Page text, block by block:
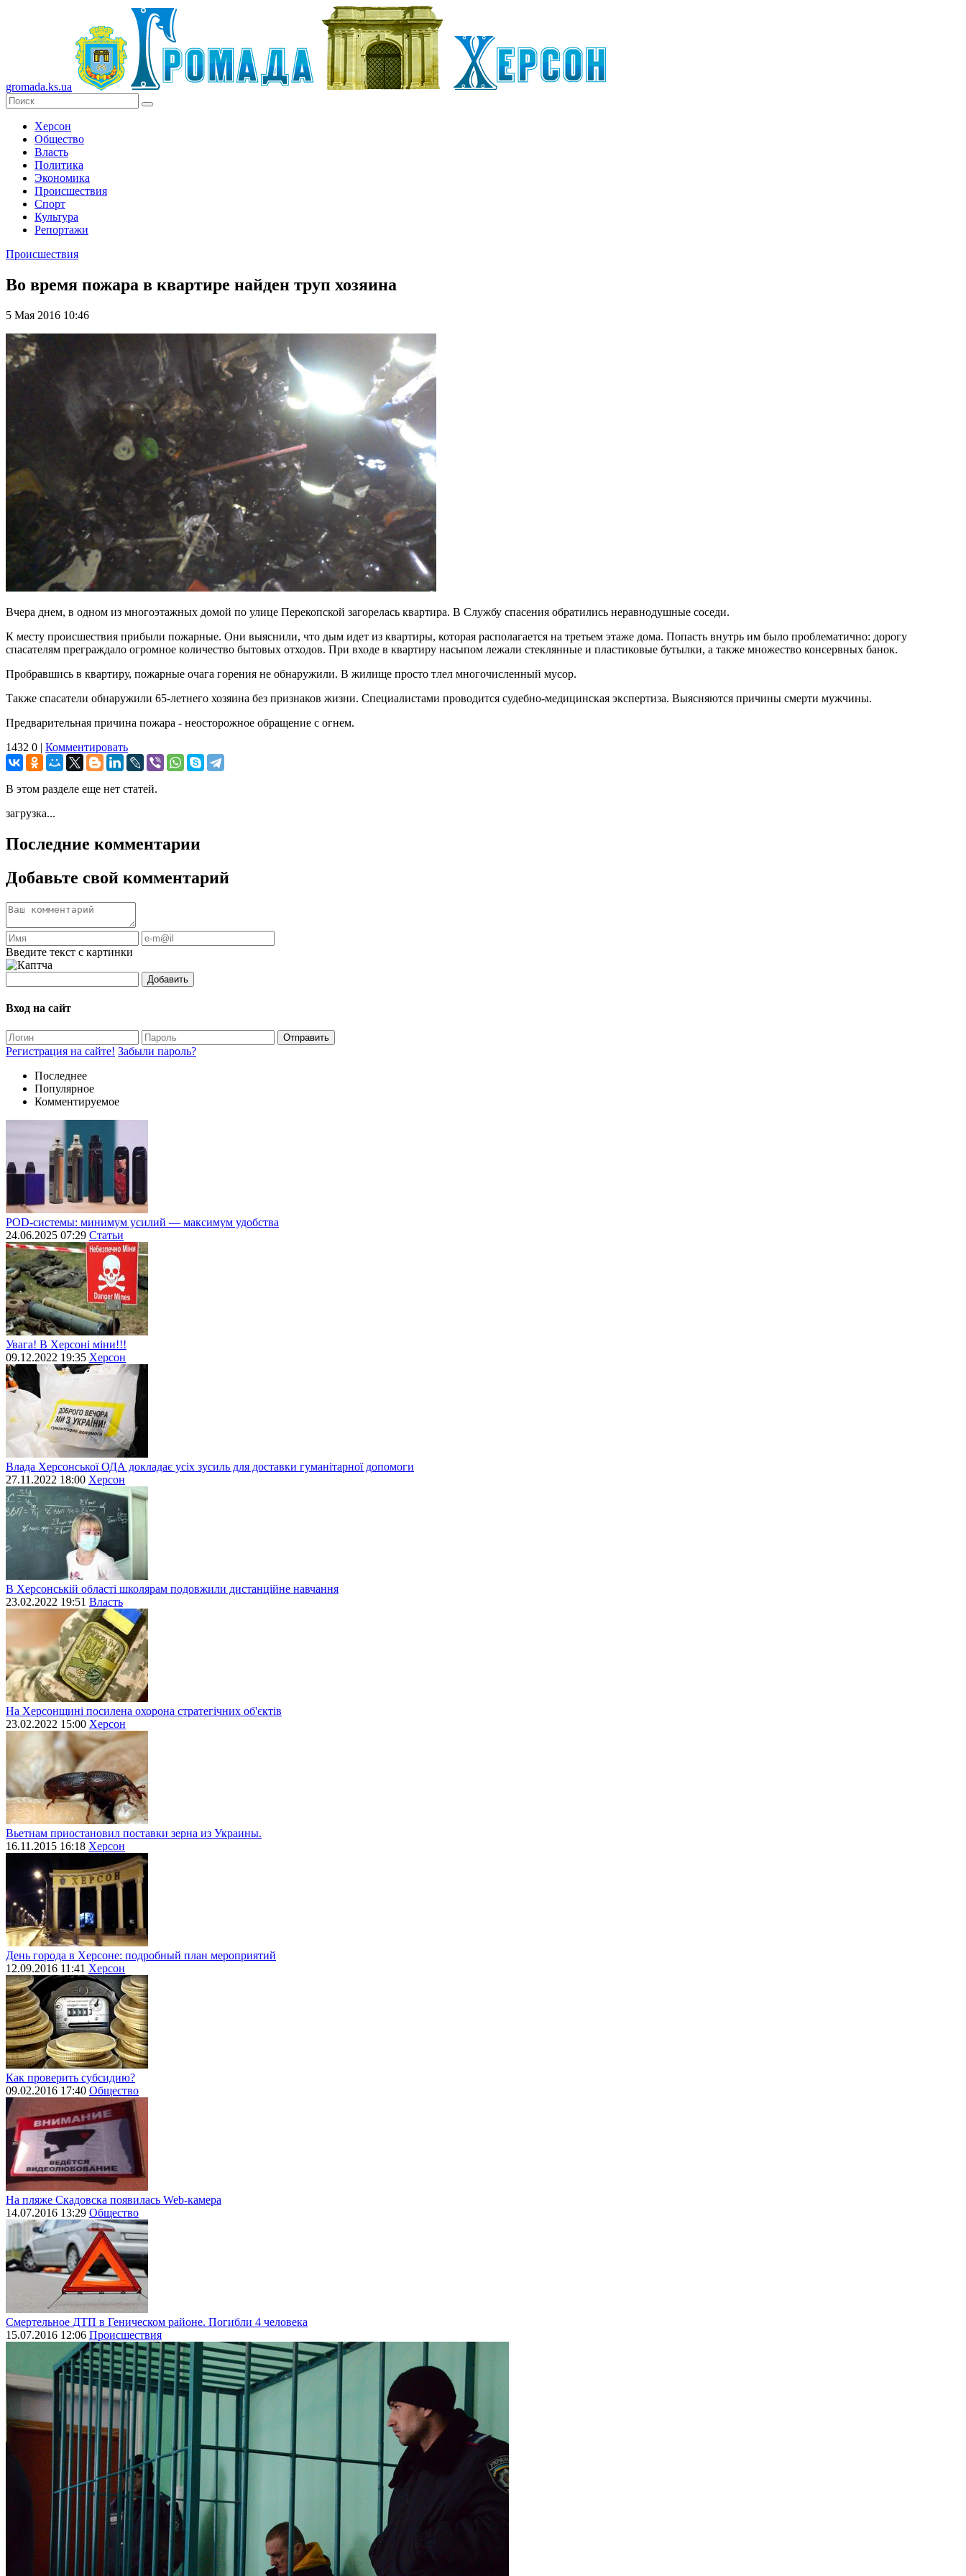
gromada.ks.ua
Херсон
Общество
Власть
Политика
Экономика
Происшествия
Спорт
Культура
Репортажи
Происшествия
Во время пожара в квартире найден труп хозяина
5 Мая 2016 10:46
Вчера днем, в одном из многоэтажных домой по улице Перекопской загорелась квартира. В Службу спасения обратились неравнодушные соседи.
К месту происшествия прибыли пожарные. Они выяснили, что дым идет из квартиры, которая располагается на третьем этаже дома. Попасть внутрь им было проблематично: дорогу
спасателям преграждало огромное количество бытовых отходов. При входе в квартиру насыпом лежали стеклянные и пластиковые бутылки, а также множество консервных банок.
Пробравшись в квартиру, пожарные очага горения не обнаружили. В жилище просто тлел многочисленный мусор.
Также спасатели обнаружили 65-летнего хозяина без признаков жизни. Специалистами проводится судебно-медицинская экспертиза. Выясняются причины смерти мужчины.
Предварительная причина пожара - неосторожное обращение с огнем.
1432 0 | Комментировать
В этом разделе еще нет статей.
загрузка...
Последние комментарии
Добавьте свой комментарий
Введите текст с картинки
Добавить
Вход на сайт
Отправить
Регистрация на сайте! Забыли пароль?
Последнее
Популярное
Комментируемое
POD-системы: минимум усилий — максимум удобства
24.06.2025 07:29 Статьи
Увага! В Херсоні міни!!!
09.12.2022 19:35 Херсон
Влада Херсонської ОДА докладає усіх зусиль для доставки гуманітарної допомоги
27.11.2022 18:00 Херсон
В Херсонській області школярам подовжили дистанційне навчання
23.02.2022 19:51 Власть
На Херсонщині посилена охорона стратегічних об'єктів
23.02.2022 15:00 Херсон
Вьетнам приостановил поставки зерна из Украины.
16.11.2015 16:18 Херсон
День города в Херсоне: подробный план мероприятий
12.09.2016 11:41 Херсон
Как проверить субсидию?
09.02.2016 17:40 Общество
На пляже Скадовска появилась Web-камера
14.07.2016 13:29 Общество
Смертельное ДТП в Геническом районе. Погибли 4 человека
15.07.2016 12:06 Происшествия